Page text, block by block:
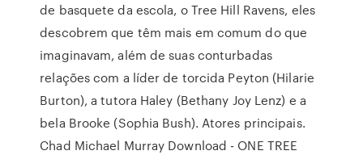
de basquete da escola, o Tree Hill Ravens, eles
descobrem que têm mais em comum do que
imaginavam, além de suas conturbadas
relações com a líder de torcida Peyton (Hilarie
Burton), a tutora Haley (Bethany Joy Lenz) e a
bela Brooke (Sophia Bush). Atores principais.
Chad Michael Murray Download - ONE TREE